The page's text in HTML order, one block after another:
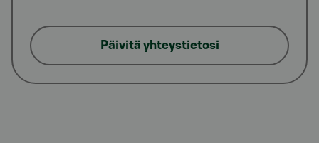
Päivitä yhteystietosi